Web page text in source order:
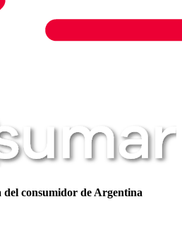
del consumidor de Argentina